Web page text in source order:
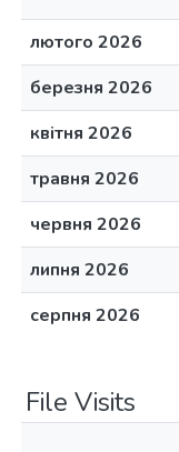
лютого 2026
березня 2026
квітня 2026
травня 2026
червня 2026
липня 2026
серпня 2026
File Visits